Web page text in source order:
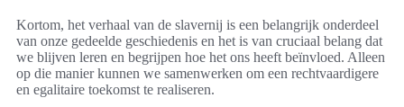
Kortom, het verhaal van de slavernij is een belangrijk onderdeel
van onze gedeelde geschiedenis en het is van cruciaal belang dat
we blijven leren en begrijpen hoe het ons heeft beïnvloed. Alleen
op die manier kunnen we samenwerken om een rechtvaardigere
en egalitaire toekomst te realiseren.